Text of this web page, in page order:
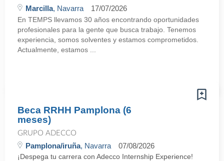
Marcilla, Navarra 17/07/2026
En TEMPS llevamos 30 años encontrando oportunidades
profesionales para la gente que busca trabajo. Tenemos
experiencia, somos solventes y estamos comprometidos.
Actualmente, estamos ...
Beca RRHH Pamplona (6
meses)
GRUPO ADECCO
Pamplona/iruña, Navarra 07/08/2026
¡Despega tu carrera con Adecco Internship Experience!